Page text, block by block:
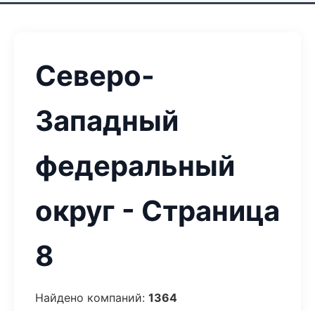
Северо-
Западный
федеральный
округ - Страница
8
Найдено компаний: 1364